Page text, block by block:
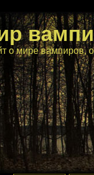
о мире вампиров,